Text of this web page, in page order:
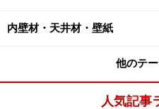
内壁材・天井材・壁紙
他のテ
人気記事